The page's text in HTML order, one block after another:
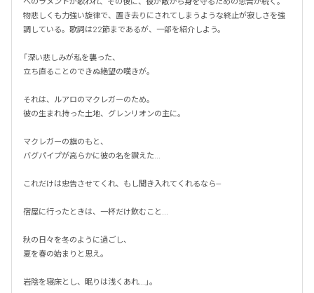
物悲しくも力強い旋律で、置き去りにされてしまうような終止が寂しさを強
調している。歌詞は22節まであるが、一部を紹介しよう。
「深い悲しみが私を襲った、
立ち直ることのできぬ絶望の嘆きが。
それは、ルアロのマクレガーのため。
彼の生まれ持った土地、グレンリオンの主に。
マクレガーの旗のもと、
バグパイプが高らかに彼の名を讃えた...
これだけは忠告させてくれ、もし聞き入れてくれるなら—
宿屋に行ったときは、一杯だけ飲むこと...
秋の日々を冬のように過ごし、
夏を春の始まりと思え。
岩陰を寝床とし、眠りは浅くあれ...」。